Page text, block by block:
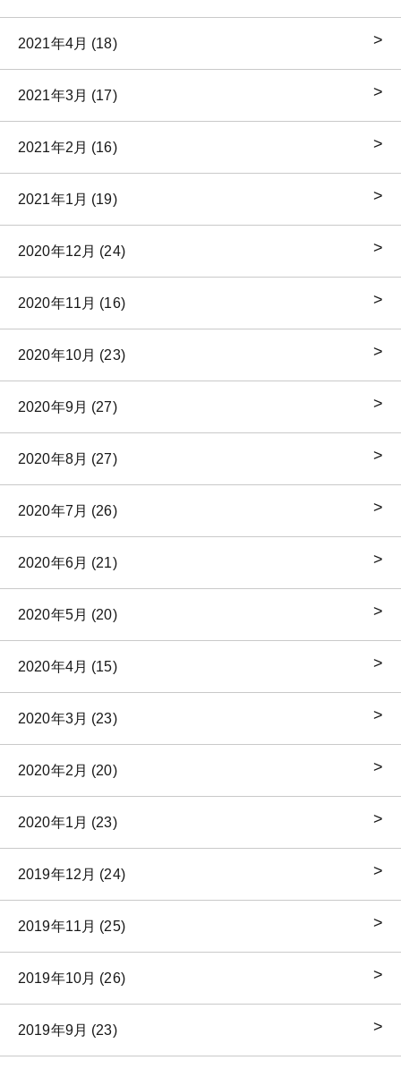
2021年4月 (18)
2021年3月 (17)
2021年2月 (16)
2021年1月 (19)
2020年12月 (24)
2020年11月 (16)
2020年10月 (23)
2020年9月 (27)
2020年8月 (27)
2020年7月 (26)
2020年6月 (21)
2020年5月 (20)
2020年4月 (15)
2020年3月 (23)
2020年2月 (20)
2020年1月 (23)
2019年12月 (24)
2019年11月 (25)
2019年10月 (26)
2019年9月 (23)